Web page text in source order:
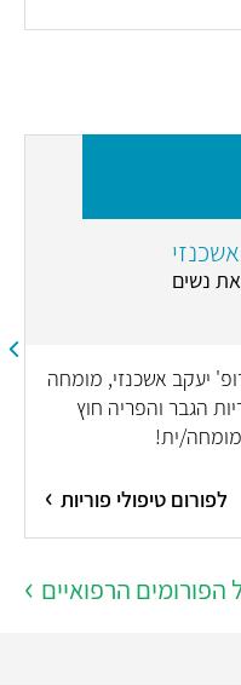
נשים
יעקב אשכנזי, מומחה
הגבר והפריה חוץ
מומחה/ית!
לפורום טיפולי פוריות
הפורומים הרפואיים